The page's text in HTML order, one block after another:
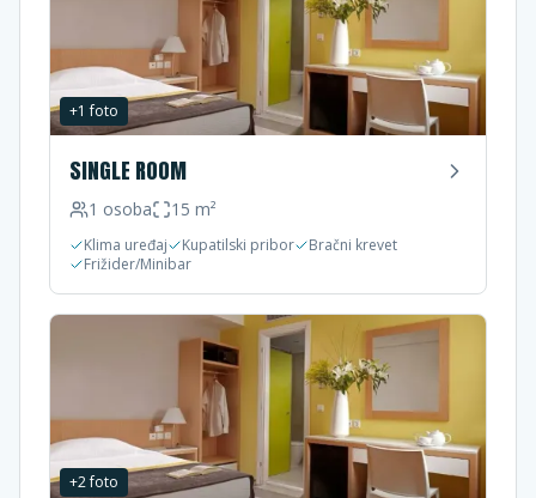
+1 foto
SINGLE ROOM
1 osoba 15 m²
Klima uređaj Kupatilski pribor
Bračni krevet
Frižider/Minibar
+2foto